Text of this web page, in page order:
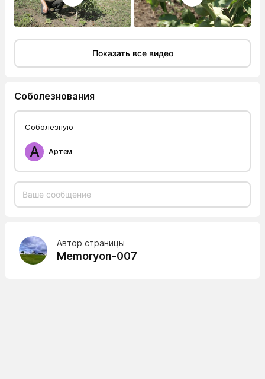
Показать все видео
Соболезнования
Соболезную
А Артем
Автор страницы
Memoryon-007